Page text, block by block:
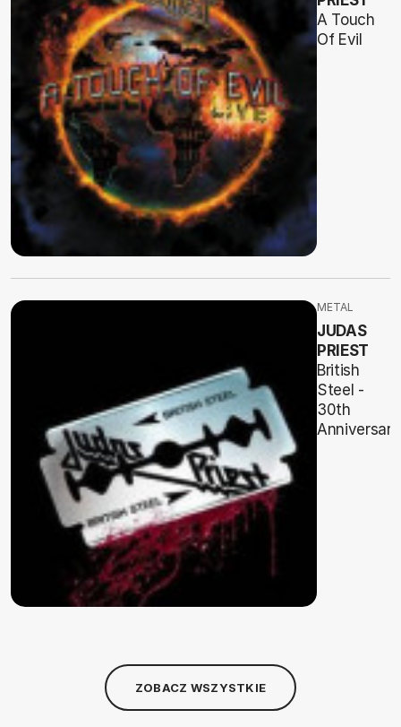
A Touch
Of Evil
METAL
JUDAS
PRIEST
British
Steel -
30th
Anniversary
ZOBACZ WSZYSTKIE